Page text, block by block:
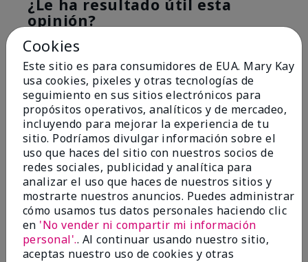
¿Le ha resultado útil esta
opinión?
6
Marcar esta opinión
5
Great Night time emollient
EnviadoHace 2 meses
porSonia G
deChicago'Il
Evaluado en
marykay.com/en-us/
Cookies
Este sitio es para consumidores de EUA. Mary Kay
usa cookies, pixeles y otras tecnologías de
seguimiento en sus sitios electrónicos para
propósitos operativos, analíticos y de mercadeo,
incluyendo para mejorar la experiencia de tu
sitio. Podríamos divulgar información sobre el
uso que haces del sitio con nuestros socios de
redes sociales, publicidad y analítica para
analizar el uso que haces de nuestros sitios y
mostrarte nuestros anuncios. Puedes administrar
cómo usamos tus datos personales haciendo clic
en 'No vender ni compartir mi información
personal'.. Al continuar usando nuestro sitio,
aceptas nuestro uso de cookies y otras